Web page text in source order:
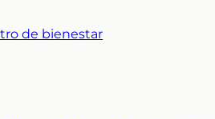
de bienestar